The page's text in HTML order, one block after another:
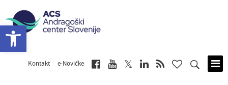
Kontakt e-Novičke
Open toolbar